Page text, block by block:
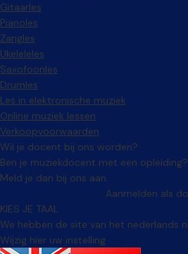
Gitaarles
Pianoles
Zangles
Ukeleleles
Saxofoonles
Drumles
Les in elektronische muziek
Online muziek lessen
Verkoopvoorwaarden
Wil je docent bij ons worden?
Ben je muziekdocent met een opleiding?
Meld je dan bij ons aan.
Aanmelden als
KIES JE TAAL
We hebben de site van het nederlands
Wijzig hier uw instelling